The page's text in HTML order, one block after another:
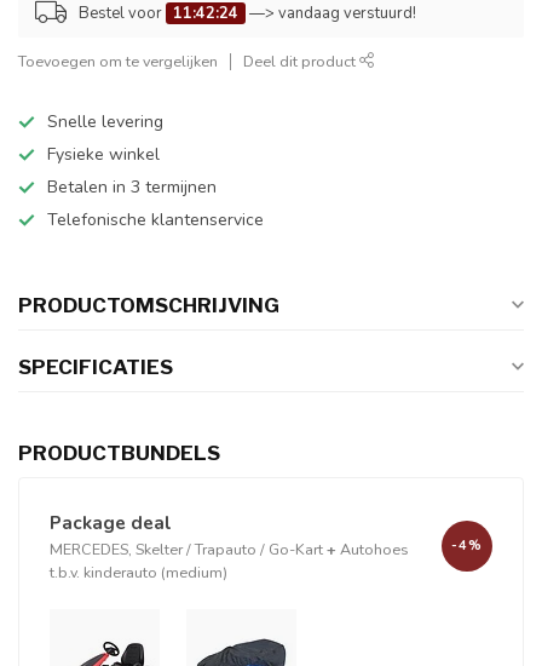
Bestel voor 11:42:24 —> vandaag verstuurd!
Toevoegen om te vergelijken Deel dit product
Snelle levering
Fysieke winkel
Betalen in 3 termijnen
Telefonische klantenservice
PRODUCTOMSCHRIJVING
SPECIFICATIES
PRODUCTBUNDELS
Package deal
MERCEDES, Skelter / Trapauto / Go-Kart+ Autohoes
t.b.v. kinderauto (medium)
-4%